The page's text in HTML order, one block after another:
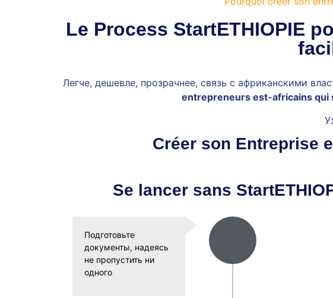
Le Process StartETHIOPIE
Легче, дешевле, прозрачнее, связь с африканскими
entrepreneurs est-africains qui
Créer son Entreprise
Se lancer sans
Подготовьте
документы, надеясь
не пропустить ни
одного